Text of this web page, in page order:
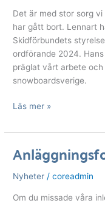
Det är med stor sorg
har gått bort. Lennart
Skidförbundets
ordförande 2024.
präglat vårt arbete
snowboardsverige.
Läs mer »
Nyheter /coreadmin
Om du missade våra
Anläggningsforum
Youtube